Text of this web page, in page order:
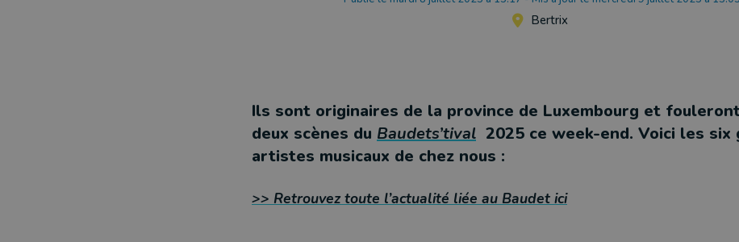
Bertrix
Ils sont originaires de la province de Luxembourg et
deux scènes du Baudets’tival 2025 ce week-end. Voici les six
artistes musicaux de chez nous :
>> Retrouvez toute l’actualité liée au Baudet ici